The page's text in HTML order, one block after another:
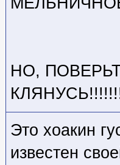
НО,
Это хоакин
известен